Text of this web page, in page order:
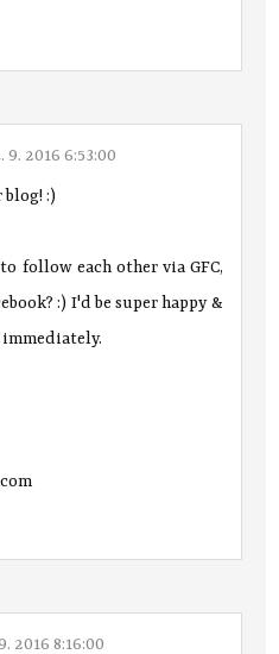
9. 2016 6:53:00
:)
follow each other via GFC,
:) I'd be super happy &
2016 8:16:00